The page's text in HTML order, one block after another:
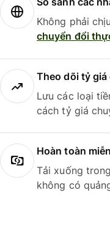
Không phải
chuyển đổi
Theo dõi tỷ
Lưu các loại
cách tỷ giá
Hoàn toàn
Tải xuống
không có